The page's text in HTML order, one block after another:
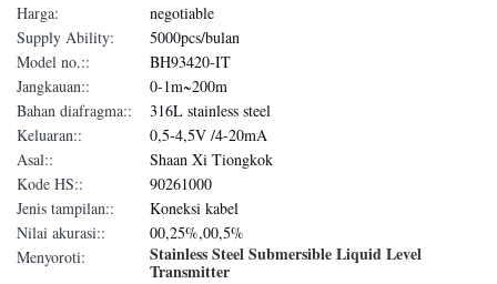
Harga:
negotiable
Supply Ability:
5000pcs/bulan
Model no.::
BH93420-IT
Jangkauan::
0-1m~200m
Bahan diafragma::
316L stainless steel
Keluaran::
0,5-4,5V /4-20mA
Asal::
Shaan Xi Tiongkok
Kode HS::
90261000
Jenis tampilan::
Koneksi kabel
Nilai akurasi::
00,25%,00,5%
Menyoroti:
Stainless Steel Submersible Liquid Level
Transmitter